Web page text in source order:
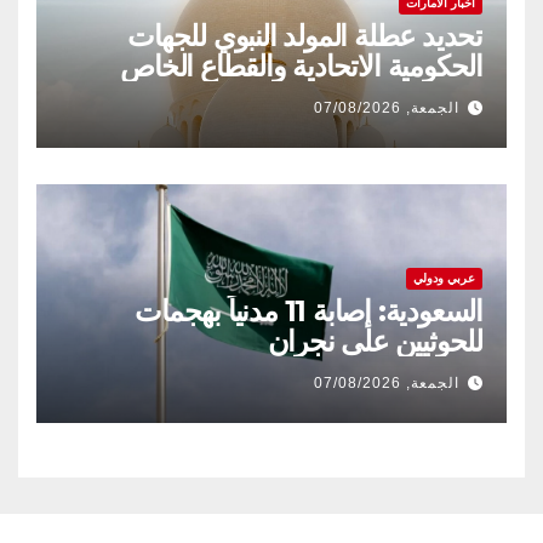
تحديد عطلة المولد النبوي للجهات
الحكومية الاتحادية والقطاع الخاص
الجمعة, 07/08/2026
عربي ودولي
السعودية: إصابة 11 مدنياً بهجمات
للحوثيين على نجران
الجمعة, 07/08/2026